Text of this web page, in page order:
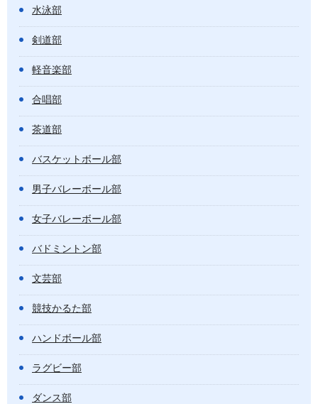
水泳部
剣道部
軽音楽部
合唱部
茶道部
バスケットボール部
男子バレーボール部
女子バレーボール部
バドミントン部
文芸部
競技かるた部
ハンドボール部
ラグビー部
ダンス部